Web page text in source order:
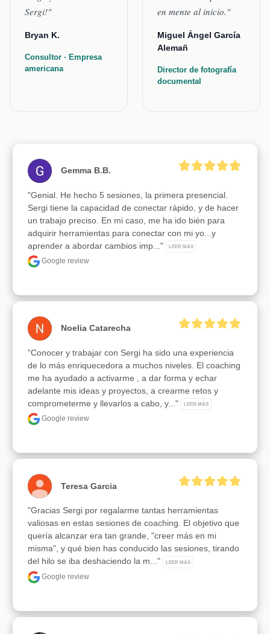
Sergi!"
Bryan K.
Consultor · Empresa
americana
en mente al inicio."
Miguel Ángel García
Alemañ
Director de fotografía
documental
Gemma B.B.
"Genial. He hecho 5 sesiones, la primera presencial.
Sergi tiene la capacidad de conectar rápido, y de hacer
un trabajo preciso. En mi caso, me ha ido bién para
adquirir herramientas para conectar con mi yo...y
aprender a abordar cambios imp..."
LEER MÁS
Google review
Noelia Catarecha
"Conocer y trabajar con Sergi ha sido una experiencia
de lo más enriquecedora a muchos niveles. El coaching
me ha ayudado a activarme , a dar forma y echar
adelante mis ideas y proyectos, a crearme retos y
comprometerme y llevarlos a cabo, y..."
LEER MÁS
Google review
Teresa Garcia
"Gracias Sergi por regalarme tantas herramientas
valiosas en estas sesiones de coaching. El objetivo que
quería alcanzar era tan grande, "creer más en mi
misma", y qué bien has conducido las sesiones, tirando
del hilo se iba deshaciendo la m..."
LEER MÁS
Google review